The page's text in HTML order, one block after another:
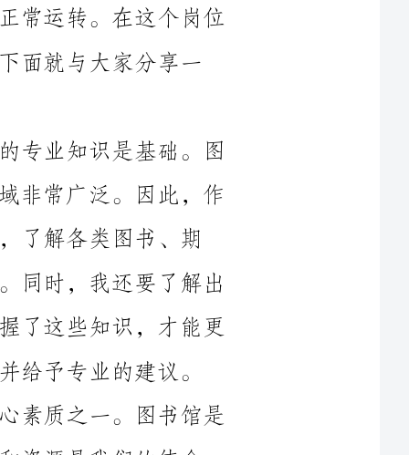
力为他们提供最好的服务。无论是借书环节还是咨询服务，我都
尽量做到热情、耐心，满足读者的需求。在这个过程中，我认识
首先，对于图书馆管理员来说，扎实的专业知识是基础。图
刊、报纸、电子资源等的特点和使用方法。同时，我还要了解出
版界的最新动态，及时购入新书。只有掌握了这些知识，才能更
公共文化设施，为广大读者提供阅读场所和资源是我们的使命。
因此，作为图书馆管理员，我时刻保持一颗为读者着想的心，努